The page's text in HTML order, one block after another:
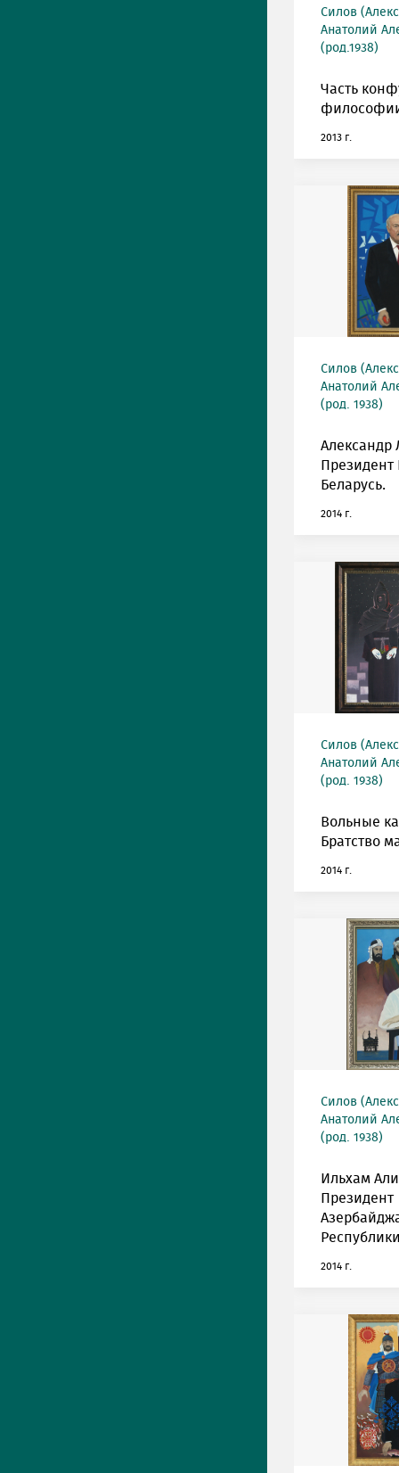
Силов
Анатолий
(род.1938)
Часть
2013 г.
Силов
Анатолий
(род. 1938)
Александр
Президент
Беларусь.
2014 г.
Силов
Анатолий
(род. 1938)
Вольные
Братство
2014 г.
Силов
Анатолий
(род. 1938)
Ильхам
Президент
2014 г.